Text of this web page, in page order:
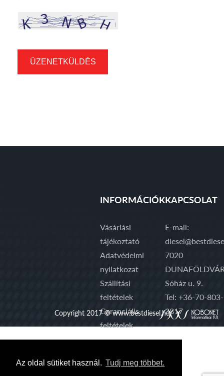
Az oldal sütiket használ. Tudj meg többet.
ÜZENETKÜLDÉS
INFORMÁCIÓK
Vásárlási
tájékoztató
Adatvédelmi
nyilatkozat
Szállítási
feltételek
Garanciális
feltételek
KAPCSOLAT
E-mail:
7020
Sóház u. 9.
Tel: +36-70-803-
3817
Copyright 2017 © www.bestdiesel.hu